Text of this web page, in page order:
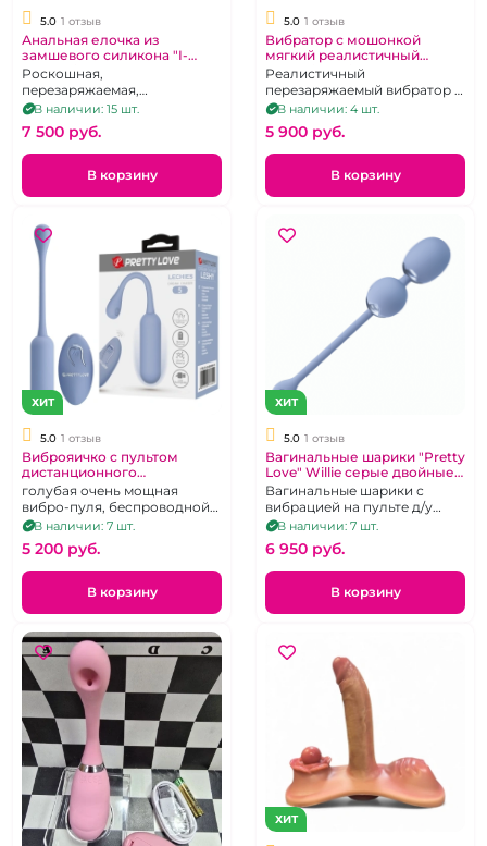
5.0 1 отзыв
Анальная елочка из
замшевого силикона "I-
Moon" бело-розовая
Роскошная,
перезаряжаемая,
водоупорная анальная
ёлочка с дистанционным
управлением.
В наличии: 15 шт.
7 500 pуб.
В корзину
5.0 1 отзыв
Вибратор с мошонкой
мягкий реалистичный
"Neoskin" с беспроводным
пультом
Реалистичный
перезаряжаемый вибратор -
фаллоимитатор с пультом
дистанционного управления
В наличии: 4 шт.
5 900 pуб.
В корзину
ХИТ
5.0 1 отзыв
Виброяичко с пультом
дистанционного
управления "Pretty Love"
голубая очень мощная
вибро-пуля, беспроводной
пульт ДУ, 12 режимов
В наличии: 7 шт.
5 200 pуб.
В корзину
ХИТ
5.0 1 отзыв
Вагинальные шарики "Pretty
Love" Willie серые двойные
на пульте
Вагинальные шарики с
вибрацией на пульте д/у
перезаряжаемые.
В наличии: 7 шт.
6 950 pуб.
В корзину
ХИТ